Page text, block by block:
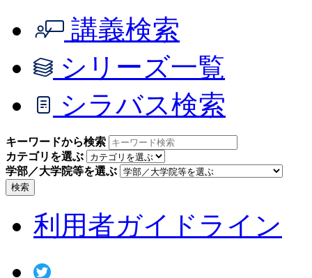
講義検索
シリーズ一覧
シラバス検索
キーワードから検索
カテゴリを選ぶ
学部／大学院等を選ぶ
検索
利用者ガイドライン